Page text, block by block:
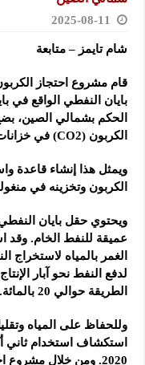
2025-08-11
شام تايمز – متابعة
بايان النفطي الواقع في
الكربون (CO2) في خزانات النفط.
ويمثل هذا إنشاء قاعدة
الكربون وتخزينه في
عميقة للنفط الخام. وقد
الغمر بالمياه
لدفع النفط نحو آبار
الطريقة حوالي 20 بالمائة.
وللحفاظ على المياه
استكشاف استخدام ثاني
2020. ومن خلال